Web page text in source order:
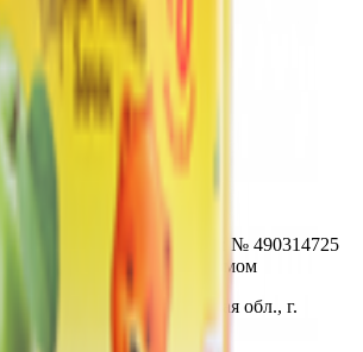
«Продмир»
регистрации № 490314725
Гомельским облисполкомом
Беларусь, Гомельская обл., г.
2-А